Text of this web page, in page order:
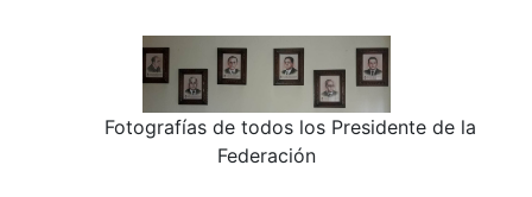
Fotografías de todos los Presidente de la
Federación